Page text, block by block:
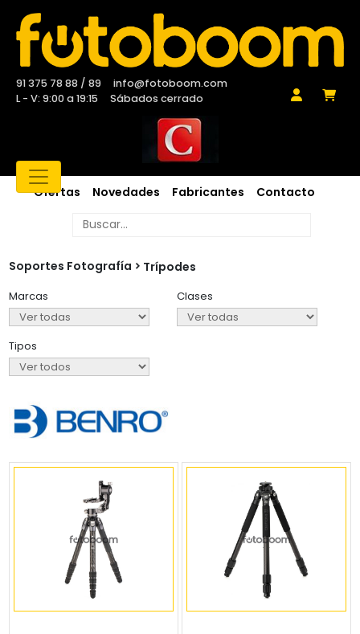
91 375 78 88 / 89
info@fotoboom.com
L - V: 9:00 a 19:15
Sábados cerrado
Ofertas Novedades Fabricantes Contacto
Soportes Fotografía Trípodes
Marcas Clases
Tipos